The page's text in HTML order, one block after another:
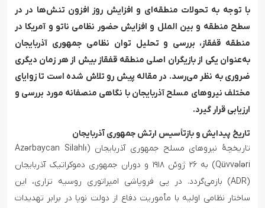
با توجه به تحولات منطقه‌ای و افزایش روز افزون تنش‌ها در در
سطح منطقه و بین الملل و افزایش حضور نظامی ناتو و آمریکا در
منطقه قفقاز، بررسی و تحلیل توان نظامی جمهوری آذربایجان
به‌عنوان یکی از بازیگران اصلی منطقه قفقاز بیش از هر زمان دیگری
ضروری به نظر می‌رسد. در مقاله پیش رو تلاش شده است تا زوایای
مختلف نیروهای مسلح آذربایجان با نگاهی منصفانه مورد بررسی و
ارزیابی قرار گیرد.
تاریخ پیدایش و بازتأسیس ارتش جمهوری آذربایجان
تاریخچهٔ نیروهای مسلح جمهوری آذربایجان (Azərbaycan Silahlı
Qüvvələri) به ۲۶ ژوئن ۱۹۱۸ و دوران جمهوری دموکراتیک آذربایجان
(ADR) بازمی‌گردد. در پی فروپاشی امپراتوری روسیه تزاری، این
ساختار نظامی اولیه با مأموریت دفاع از دولت نوپا در برابر تهدیدات